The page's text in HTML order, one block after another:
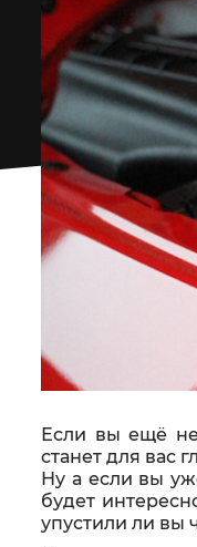
Если вы ещё не
станет для вас
Ну а если вы
будет
упустили ли вы